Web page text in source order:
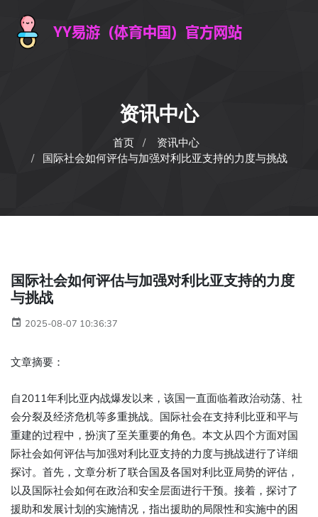
资讯中心
首页
资讯中心
国际社会如何评估与加强对利比亚支持的力度与挑战
国际社会如何评估与加强对利比亚支持的力度
与挑战
2025-08-07 10:36:37
文章摘要：
自2011年利比亚内战爆发以来，该国一直面临着政治动荡、社
会分裂及经济危机等多重挑战。国际社会在支持利比亚和平与
重建的过程中，扮演了至关重要的角色。本文从四个方面对国
际社会如何评估与加强对利比亚支持的力度与挑战进行了详细
探讨。首先，文章分析了联合国及各国对利比亚局势的评估，
以及国际社会如何在政治和安全层面进行干预。接着，探讨了
援助和发展计划的实施情况，指出援助的局限性和实施中的困